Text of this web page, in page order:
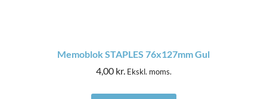
Memoblok STAPLES 76x127mm Gul
4,00 kr. Ekskl. moms.